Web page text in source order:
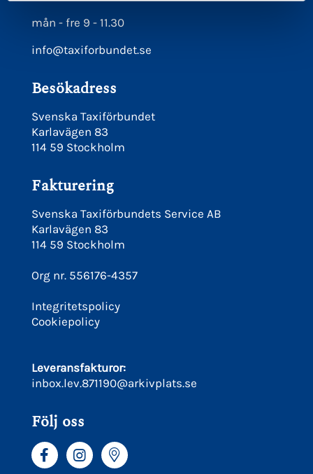
mån - fre 9 - 11.30
info@taxiforbundet.se
Besökadress
Svenska Taxiförbundet
Karlavägen 83
114 59 Stockholm
Fakturering
Svenska Taxiförbundets Service AB
Karlavägen 83
114 59 Stockholm
Org nr. 556176-4357
Integritetspolicy
Cookiepolicy
Leveransfakturor:
inbox.lev.871190@arkivplats.se
Följ oss